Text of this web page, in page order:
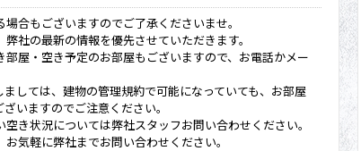
合もございますのでご了承くださいませ。
社の最新の情報を優先させていただきます。
屋・空き予定のお部屋もございますので、お電話かメー
しては、建物の管理規約で可能になっていても、お部屋
いますのでご注意ください。
き状況については弊社スタッフお問い合わせください。
気軽に弊社までお問い合わせください。